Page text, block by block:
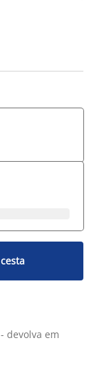
devolva em